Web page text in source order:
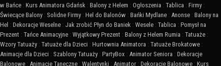
w Bańce : Kurs Animatora Gdańsk : Balony z Helem : Ogłoszenia : Tablica : Firmy :
Świecące Balony : Solidne Firmy : Hel do Balonów : Bańki Mydlane : Anonse : Balony na
Hel : Dekoracje Weselne : Jak zrobić Płyn do Baniek : Wesele : Tablica : Pomysł na
Prezent : Tańce Animacyjne : Wyjątkowy Prezent : Balony z Helem Rumia : Tatuaże :
Wzory Tatuaży : Tatuaże dla Dzieci : Hurtownia Animatora : Tatuaże Brokatowe :
Animacje dla Dzieci : Szablony Tatuaży : PartyBox : Animator Seniora : Dekoracje
Balonowe : Animacje Taneczne : Walentynki : Animator : Dekoracje Balonowe : Kurs